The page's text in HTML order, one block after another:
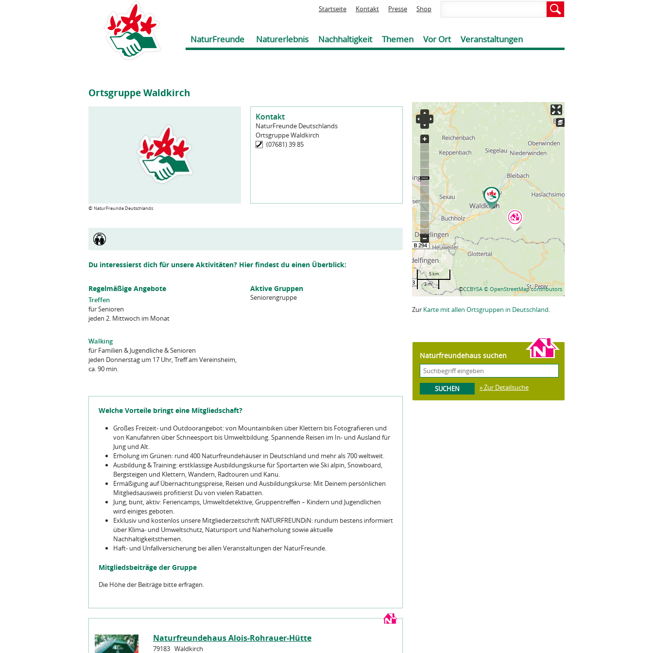
Jump to navigation
Startseite Kontakt Presse Shop
NaturFreunde Naturerlebnis Nachhaltigkeit Themen Vor Ort Veranstaltungen
Ortsgruppe Waldkirch
© NaturFreunde Deutschlands
Kontakt
NaturFreunde Deutschlands
Ortsgruppe Waldkirch
(07681) 39 85
Du interessierst dich für unsere Aktivitäten? Hier findest du einen Überblick:
Regelmäßige Angebote
Treffen
fürSenioren
jeden 2. Mittwoch im Monat
Walking
für Familien & Jugendliche&Senioren
jeden Donnerstag um 17 Uhr, Treff am Vereinsheim,
ca. 90 min.
Aktive Gruppen
Seniorengruppe
Welche Vorteile bringt eine Mitgliedschaft?
Großes Freizeit- und Outdoorangebot: von Mountainbiken über Klettern bis Fotografieren und
von Kanufahren über Schneesport bis Umweltbildung. Spannende Reisen im In- und Ausland für
Jung und Alt.
Erholung im Grünen: rund 400 Naturfreundehäuser in Deutschland und mehr als 700 weltweit.
Ausbildung & Training: erstklassige Ausbildungskurse für Sportarten wie Ski alpin, Snowboard,
Bergsteigen und Klettern, Wandern, Radtouren und Kanu.
Ermäßigung auf Übernachtungspreise, Reisen und Ausbildungskurse: Mit Deinem persönlichen
Mitgliedsausweis profitierst Du von vielen Rabatten.
Jung, bunt, aktiv: Feriencamps, Umweltdetektive, Gruppentreffen – Kindern und Jugendlichen
wird einiges geboten.
Exklusiv und kostenlos unsere Mitgliederzeitschrift NATURFREUNDiN: rundum bestens informiert
über Klima- und Umweltschutz, Natursport und Naherholung sowie aktuelle
Nachhaltigkeitsthemen.
Haft- und Unfallversicherung bei allen Veranstaltungen der NaturFreunde.
Mitgliedsbeiträge der Gruppe
Die Höhe der Beiträge bitte erfragen.
Naturfreundehaus Alois-Rohrauer-Hütte
79183 Waldkirch
©CCBYSA © OpenStreetMap contributors
5 km
2 mi
Zur Karte mit allen Ortsgruppen in Deutschland.
Naturfreundehaus suchen
» Zur Detailsuche